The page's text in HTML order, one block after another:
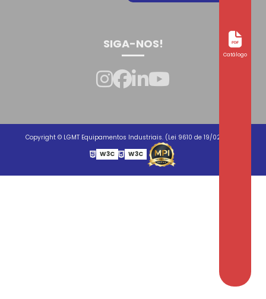
SIGA-NOS!
Copyright © LGMT Equipamentos Industriais. (Lei 9610 de 19/02/1998)
W3C
W3C
Catálogo